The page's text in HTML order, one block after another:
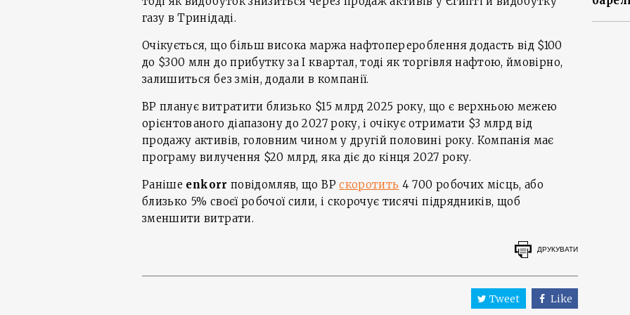
газу в Тринідаді.
Очікується, що більш висока маржа нафтоперероблення додасть від $100
до $300 млн до прибутку за І квартал, тоді як торгівля нафтою, ймовірно,
залишиться без змін, додали в компанії.
BP планує витратити близько $15 млрд 2025 року, що є верхньою межею
орієнтованого діапазону до 2027 року, і очікує отримати $3 млрд від
продажу активів, головним чином у другій половині року. Компанія має
програму вилучення $20 млрд, яка діє до кінця 2027 року.
Раніше enkorr повідомляв, що BPскоротить 4 700 робочих місць, або
близько 5% своєї робочої сили, і скорочує тисячі підрядників, щоб
зменшити витрати.
ДРУКУВАТИ
Tweet Like